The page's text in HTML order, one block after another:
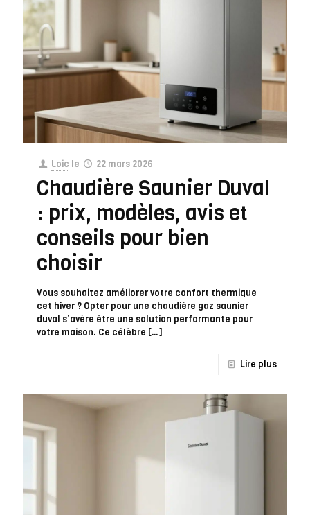
Loic le 22 mars 2026
Chaudière Saunier Duval
: prix, modèles, avis et
conseils pour bien
choisir
Vous souhaitez améliorer votre confort thermique
cet hiver ? Opter pour une chaudière gaz saunier
duval s’avère être une solution performante pour
votre maison. Ce célèbre […]
Lire plus